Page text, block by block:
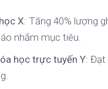
X: Tăng 40% lượng
nhắm mục tiêu.
học trực tuyến Y: Đạt